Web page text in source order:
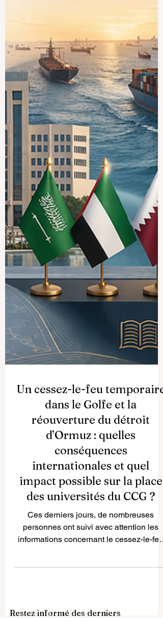
Un cessez-le-feu temporaire
dans le Golfe et la
réouverture du détroit
d’Ormuz : quelles
conséquences
internationales et quel
impact possible sur la place
des universités du CCG ?
Ces derniers jours, de nombreuses
politique ou économique. Pourtant, il